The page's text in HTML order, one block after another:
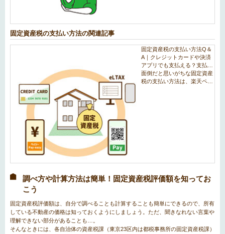
固定資産税の支払い方法の関連記事
調べ方や計算方法は簡単！固定資産税評価額を知ってお
こう
固定資産税評価額は、自分で調べることも計算することも簡単にできるので、所有
している不動産の価格は知っておくようにしましょう。ただ、聞きなれない言葉や
理解できない部分があることも…。
そんなときには、各自治体の資産税課（東京23区内は都税事務所の固定資産税課）